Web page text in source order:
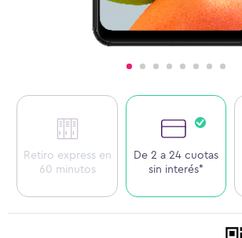
Retiro express en
60 minutos
De 2 a 24 cuotas
sin interés*